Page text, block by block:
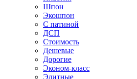
Шпон
Экошпон
С патиной
ДСП
Стоимость
Дешевые
Дорогие
Эконом-класс
Элитные